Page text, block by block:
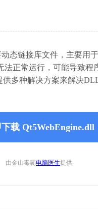
态链接库文件，主要用
正常运行，可能导致
多种解决方案来解决
载 Qt5WebEngine.dll
由金山毒霸电脑医生提供